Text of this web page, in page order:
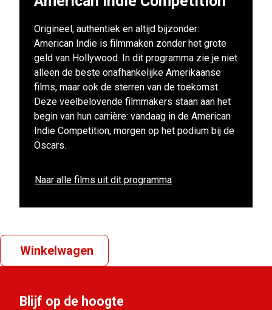
Origineel, authentiek en altijd bijzonder:
American Indie is filmmaken zonder het grote
geld van Hollywood. In dit programma zie je niet
alleen de beste onafhankelijke Amerikaanse
films, maar ook de sterren van de toekomst.
Deze veelbelovende filmmakers staan aan het
begin van hun carrière: vandaag in de American
Indie Competition, morgen op het podium bij de
Oscars.
Naar alle films uit dit programma
Winkelwagen
Blijf op de hoogte